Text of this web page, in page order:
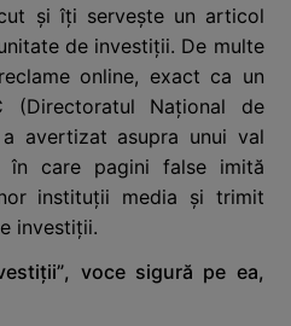
și îți servește un articol
de investiții. De multe
online, exact ca un
(Directoratul Național de
avertizat asupra unui val
care pagini false imită
instituții media și trimit
investiții.
voce sigură pe ea,